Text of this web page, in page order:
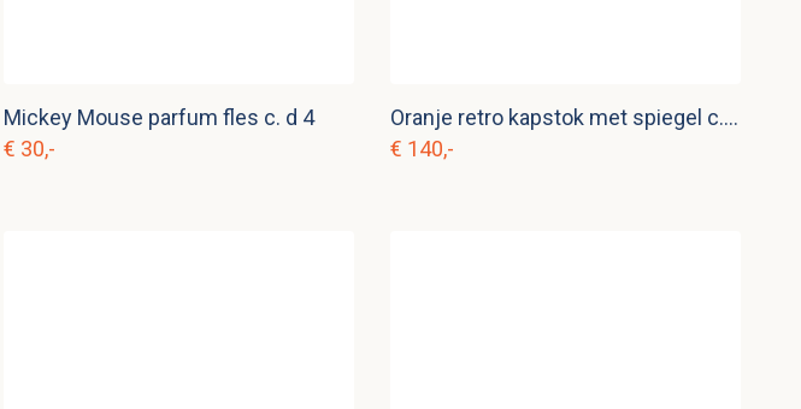
Mickey Mouse parfum fles c. d 4
€ 30,-
Oranje retro kapstok met spiegel c. m 1
€ 140,-